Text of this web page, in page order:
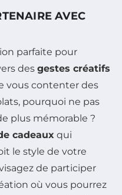
AVEC
parfaite pour
des gestes créatifs
vous contenter des
pourquoi ne pas
plus mémorable ?
cadeaux qui
le style de votre
de participer
où vous pourrez